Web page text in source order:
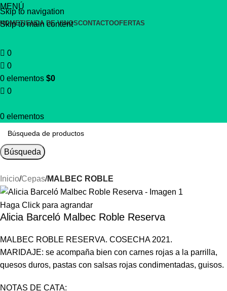
Skip to navigation
Skip to main content
dieciochero
MENÚ
HOMETIENDA DE VINOSCONTACTOOFERTAS
0
0
0 elementos $0
0
0 elementos
Búsqueda
Inicio Cepas MALBEC ROBLE
Haga Click para agrandar
Alicia Barceló Malbec Roble Reserva
MALBEC ROBLE RESERVA. COSECHA 2021.
MARIDAJE: se acompaña bien con carnes rojas a la parrilla,
quesos duros, pastas con salsas rojas condimentadas, guisos.
NOTAS DE CATA: